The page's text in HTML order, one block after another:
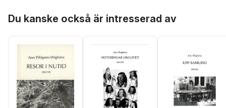
Du kanske också är intresserad av